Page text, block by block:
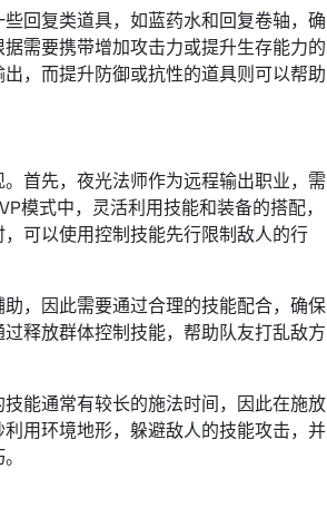
回复类道具，如蓝药水和回复卷轴，确
需要携带增加攻击力或提升生存能力的
，而提升防御或抗性的道具则可以帮助
首先，夜光法师作为远程输出职业，需
模式中，灵活利用技能和装备的搭配，
可以使用控制技能先行限制敌人的行
，因此需要通过合理的技能配合，确保
释放群体控制技能，帮助队友打乱敌方
能通常有较长的施法时间，因此在施放
用环境地形，躲避敌人的技能攻击，并